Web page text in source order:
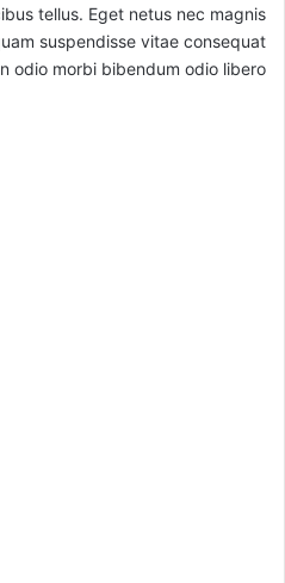
tellus. Eget netus nec magnis
suspendisse vitae consequat
odio morbi bibendum odio libero.